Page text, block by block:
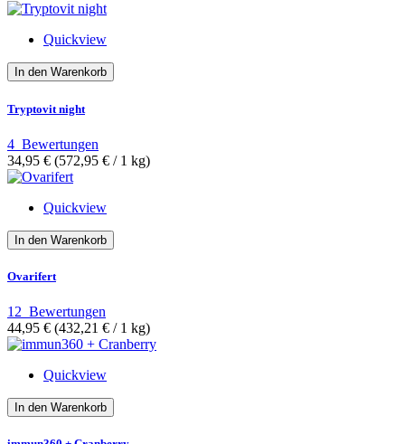
Quickview
In den Warenkorb
Tryptovit night
4 Bewertungen
34,95 € (572,95 €­ / 1 kg)
Quickview
In den Warenkorb
Ovarifert
12 Bewertungen
44,95 € (432,21 €­ / 1 kg)
Quickview
In den Warenkorb